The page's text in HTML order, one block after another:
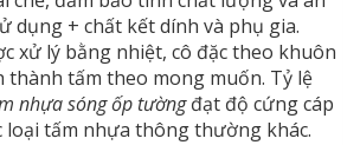
dụng + chất kết dính và phụ gia.
xử lý bằng nhiệt, cô đặc theo khuôn
thành tấm theo mong muốn. Tỷ lệ
nhựa sóng ốp tườngđạt độ cứng cáp
loại tấm nhựa thông thường khác.